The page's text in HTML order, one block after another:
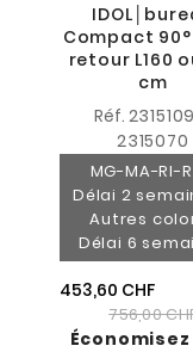
Compact
retour L160
cm
Réf.
2315070
MG-MA-RI-
Délai 2
Autres
Délai 6
453,60 CHF
756,00
Économisez